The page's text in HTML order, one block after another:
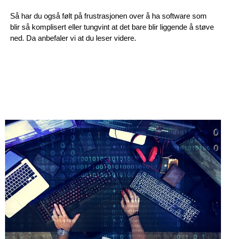
Så har du også følt på frustrasjonen over å ha software som
blir så komplisert eller tungvint at det bare blir liggende å støve
ned. Da anbefaler vi at du leser videre.